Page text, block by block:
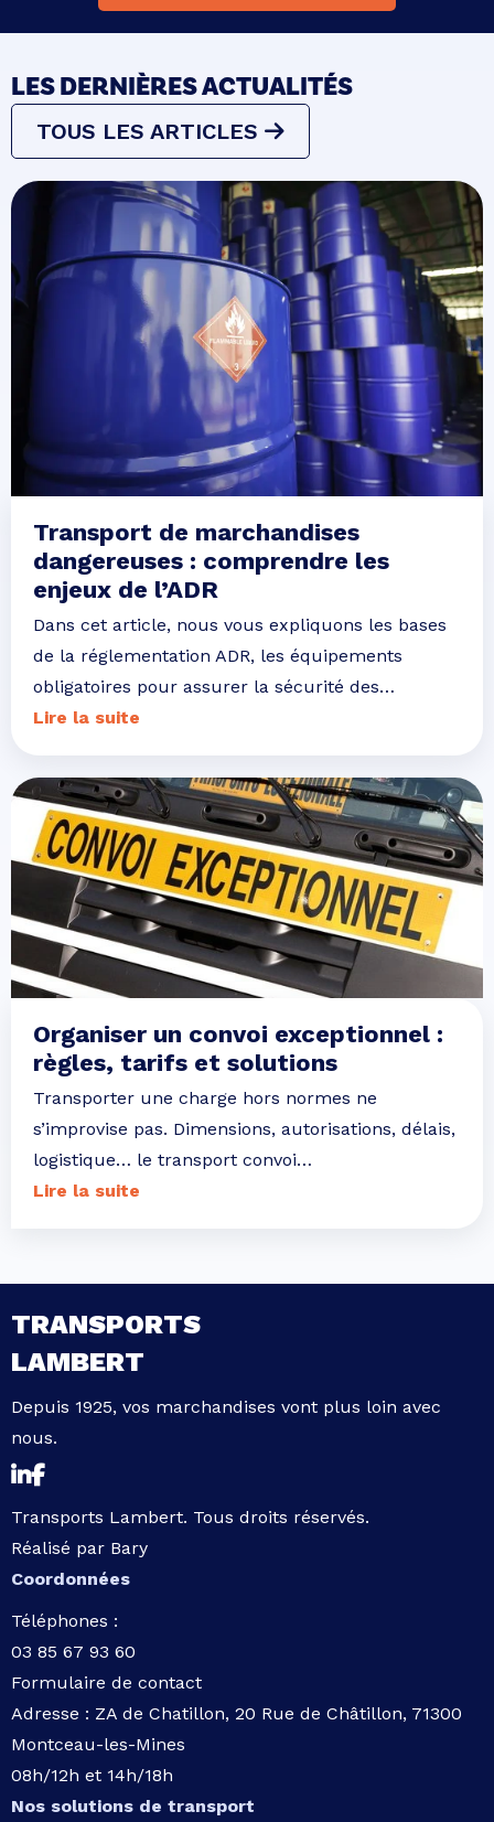
LES DERNIÈRES ACTUALITÉS
TOUS LES ARTICLES
Transport de marchandises
dangereuses : comprendre les
enjeux de l’ADR
Dans cet article, nous vous expliquons les bases
de la réglementation ADR, les équipements
obligatoires pour assurer la sécurité des…
Lire la suite
Organiser un convoi exceptionnel :
règles, tarifs et solutions
Transporter une charge hors normes ne
s’improvise pas. Dimensions, autorisations, délais,
logistique… le transport convoi…
Lire la suite
TRANSPORTS
LAMBERT
Depuis 1925, vos marchandises vont plus loin avec
nous.
Transports Lambert. Tous droits réservés.
Réalisé par Bary
Coordonnées
Téléphones :
03 85 67 93 60
Formulaire de contact
Adresse : ZA de Chatillon, 20 Rue de Châtillon, 71300
Montceau-les-Mines
08h/12h et 14h/18h
Nos solutions de transport